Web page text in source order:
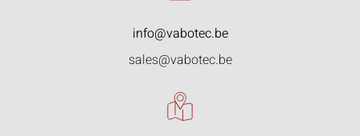
info@vabotec.be
sales@vabotec.be